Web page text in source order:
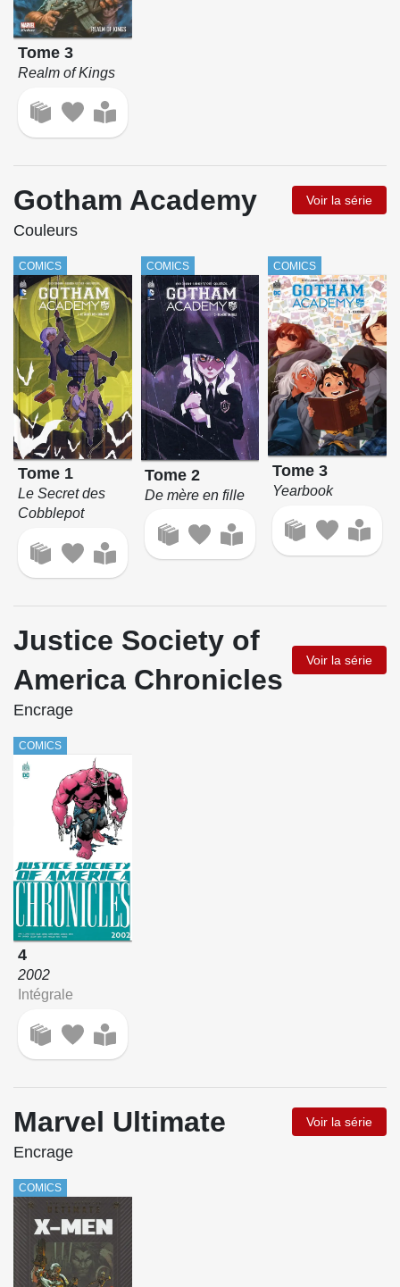
Tome 3
Realm of Kings
Gotham Academy Voir la série
Couleurs
COMICS
Tome 1
Le Secret des
Cobblepot
COMICS
Tome 2
De mère en fille
COMICS
Tome 3
Yearbook
Justice Society of
America Chronicles
Voir la série
Encrage
COMICS
4
2002
Intégrale
Marvel Ultimate Voir la série
Encrage
COMICS